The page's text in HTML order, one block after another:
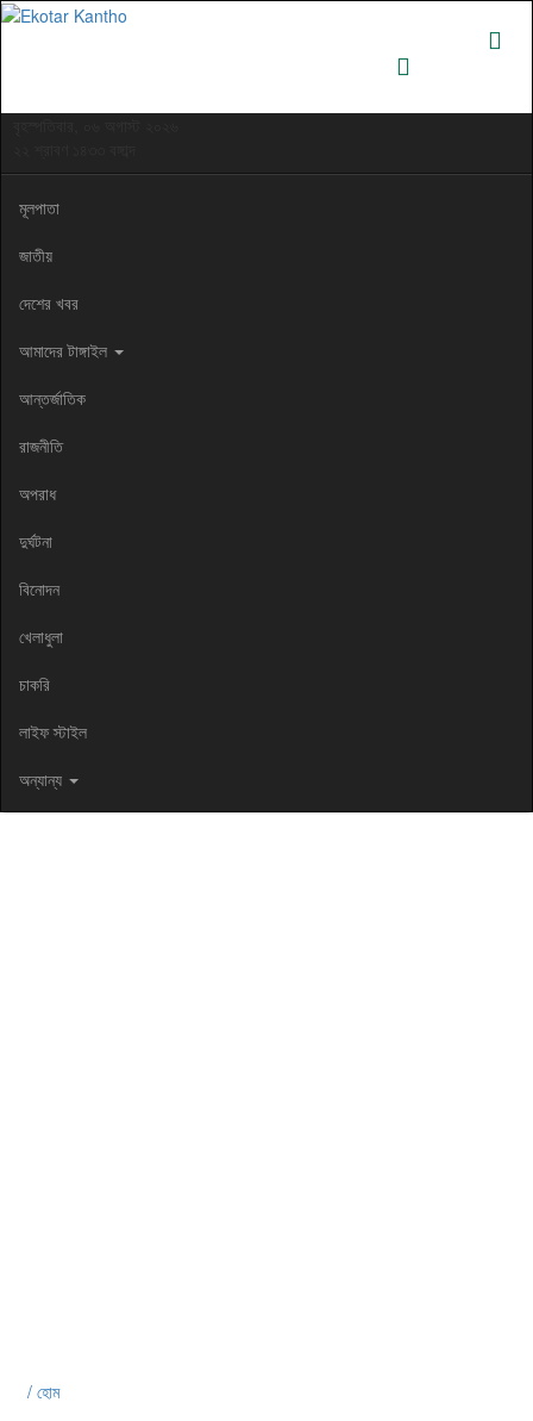
মূলপাতা
জাতীয়
দেশের খবর
আমাদের টাঙ্গাইল
আন্তর্জাতিক
রাজনীতি
অপরাধ
দুর্ঘটনা
বিনোদন
খেলাধুলা
চাকরি
লাইফ স্টাইল
অন্যান্য
/ হোম